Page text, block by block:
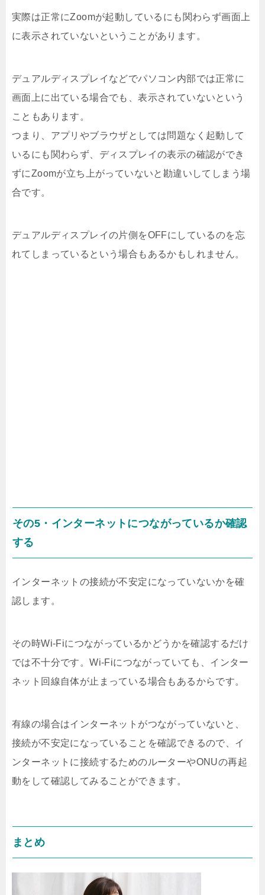
実際は正常にZoomが起動しているにも関わらず画面上
に表示されていないということがあります。
デュアルディスプレイなどでパソコン内部では正常に
画面上に出ている場合でも、表示されていないという
こともあります。
つまり、アプリやブラウザとしては問題なく起動して
いるにも関わらず、ディスプレイの表示の確認ができ
ずにZoomが立ち上がっていないと勘違いしてしまう場
合です。
デュアルディスプレイの片側をOFFにしているのを忘
れてしまっているという場合もあるかもしれません。
その5・インターネットにつながっているか確認
する
インターネットの接続が不安定になっていないかを確
認します。
その時Wi-Fiにつながっているかどうかを確認するだけ
では不十分です。Wi-Fiにつながっていても、インター
ネット回線自体が止まっている場合もあるからです。
有線の場合はインターネットがつながっていないと、
接続が不安定になっていることを確認できるので、イ
ンターネットに接続するためのルーターやONUの再起
動をして確認してみることができます。
まとめ